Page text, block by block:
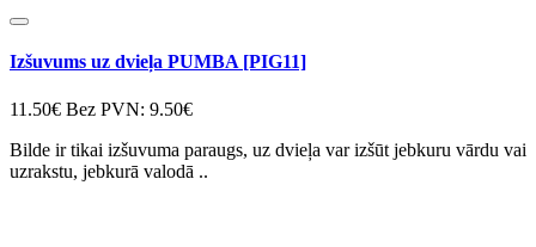
Izšuvums uz dvieļa PUMBA [PIG11]
11.50€ Bez PVN: 9.50€
Bilde ir tikai izšuvuma paraugs, uz dvieļa var izšūt jebkuru vārdu vai
uzrakstu, jebkurā valodā ..